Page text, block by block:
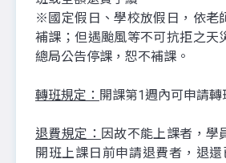
※國定假日、學校放假日，依老
補課；但遇颱風等不可抗拒之天
總局公告停課，恕不補課。
轉班規定： 開課第1週內可申請轉
退費規定： 因故不能上課者，學
開班上課日前申請退費者，退還